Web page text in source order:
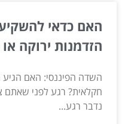
האם כדאי
הזדמנות ירוקה
השדה הפיננסי: האם הגיע
חקלאית? רגע לפני שאתם
נדבר רגע...